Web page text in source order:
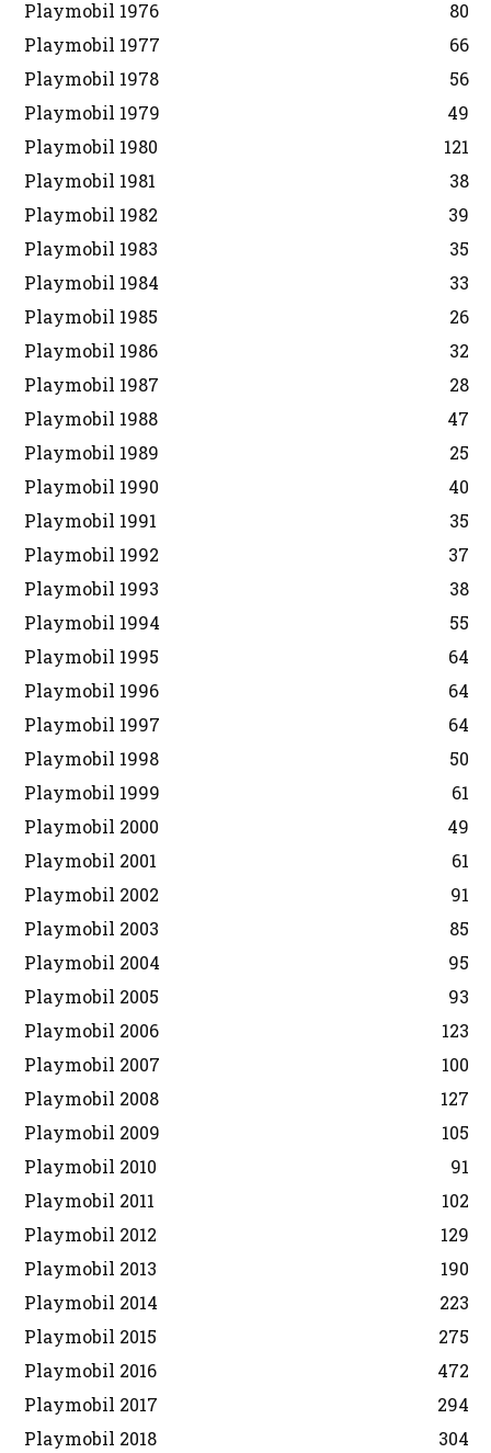
Playmobil 1976
80
Playmobil 1977
66
Playmobil 1978
56
Playmobil 1979
49
Playmobil 1980
121
Playmobil 1981
38
Playmobil 1982
39
Playmobil 1983
35
Playmobil 1984
33
Playmobil 1985
26
Playmobil 1986
32
Playmobil 1987
28
Playmobil 1988
47
Playmobil 1989
25
Playmobil 1990
40
Playmobil 1991
35
Playmobil 1992
37
Playmobil 1993
38
Playmobil 1994
55
Playmobil 1995
64
Playmobil 1996
64
Playmobil 1997
64
Playmobil 1998
50
Playmobil 1999
61
Playmobil 2000
49
Playmobil 2001
61
Playmobil 2002
91
Playmobil 2003
85
Playmobil 2004
95
Playmobil 2005
93
Playmobil 2006
123
Playmobil 2007
100
Playmobil 2008
127
Playmobil 2009
105
Playmobil 2010
91
Playmobil 2011
102
Playmobil 2012
129
Playmobil 2013
190
Playmobil 2014
223
Playmobil 2015
275
Playmobil 2016
472
Playmobil 2017
294
Playmobil 2018
304